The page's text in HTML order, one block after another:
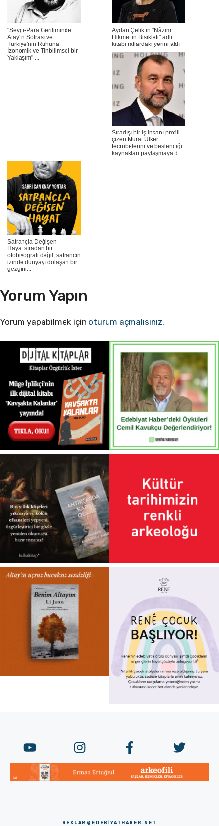
"Sevgi-Para Geriliminde
Atay'ın Sofrası ve
Türkiye'nin Ruhuna
İzonomik ve Tinbilimsel bir
Yaklaşım" ...
Aydan Çelik’in "Nâzım
Hikmet’in Bisikleti" adlı
kitabı raflardaki yerini aldı
Sıradışı bir iş insanı profili
çizen Murat Ülker
tecrübelerini ve beslendiği
kaynakları paylaşmaya d...
Satrançla Değişen
Hayat sıradan bir
otobiyografi değil; satrancın
izinde dünyayı dolaşan bir
gezgini...
Yorum Yapın
Yorum yapabilmek için oturum açmalısınız.
REKLAM@EDEBIYATHABER.NET